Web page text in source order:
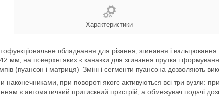
Характеристики
обладнання для різання, згинання і
на поверхні яких є канавки для згинання прутка і
(пуансон і матриця). Змінні сегменти пуансона дозволяють
при повороті якого активуються всі три вузли: при
є автоматичний притискний пристрій, а обмежувач подачі